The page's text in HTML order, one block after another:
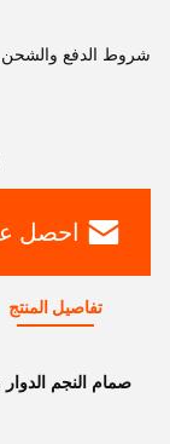
شروط الدفع والشحن
احصل
تفاصيل المنتج